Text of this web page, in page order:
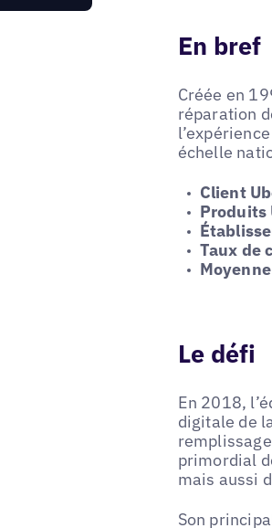
En bref
Créée en
réparation
échelle
Client
Produits
Taux de
Le défi
En 2018,
digitale de
primordial
mais aussi
Son